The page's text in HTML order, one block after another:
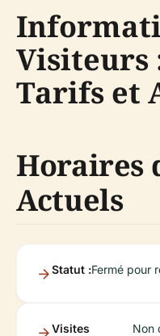
Visiteurs
Tarifs et
Horaires
Actuels
Statut :Fermé pour
Visites
Non